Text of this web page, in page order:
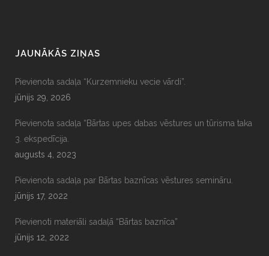
JAUNĀKĀS ZIŅAS
Pievienota sadaļa “Kurzemnieku vecie vārdi”.
jūnijs 29, 2026
Pievienota sadaļa “Bārtas upes dabas vēstures un tūrisma taka
3. ekspedīcija.
augusts 4, 2023
Pievienota sadaļa par Bārtas baznīcas vēstures semināru.
jūnijs 17, 2022
Pievienoti materiāli sadaļā “Bārtas baznīca”
jūnijs 12, 2022